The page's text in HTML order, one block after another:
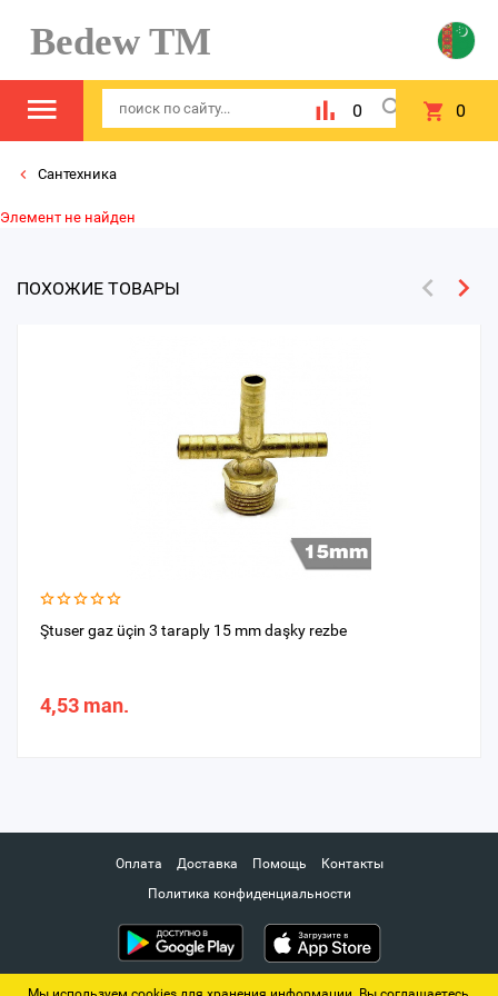
Bedew TM
0 0
Сантехника
Элемент не найден
ПОХОЖИЕ ТОВАРЫ
Ştuser gaz üçin 3 taraply 15 mm daşky rezbe
4,53 man.
Оплата Доставка Помощь
Контакты
Политика конфиденциальности